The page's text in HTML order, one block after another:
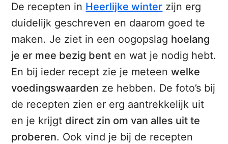
De recepten in Heerlijke winter zijn erg
duidelijk geschreven en daarom goed te
maken. Je ziet in een oogopslag hoelang
je er mee bezig bent en wat je nodig hebt.
En bij ieder recept zie je meteenwelke
voedingswaarden ze hebben. De foto’s bij
de recepten zien er erg aantrekkelijk uit
en je krijgt direct zin om van alles uit te
proberen. Ook vind je bij de recepten